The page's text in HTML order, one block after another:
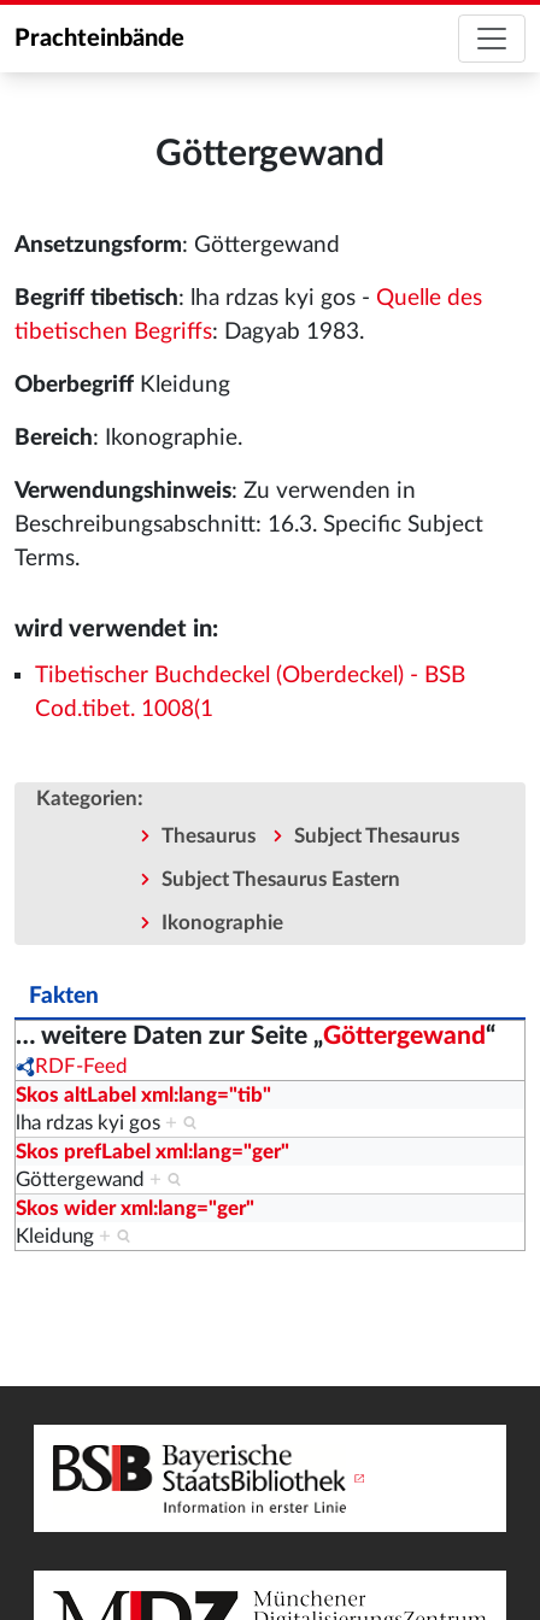
Prachteinbände
Göttergewand
Ansetzungsform: Göttergewand
Begriff tibetisch: lha rdzas kyi gos - Quelle des
tibetischen Begriffs: Dagyab 1983.
Oberbegriff Kleidung
Bereich: Ikonographie.
Verwendungshinweis: Zu verwenden in
Beschreibungsabschnitt: 16.3. Specific Subject
Terms.
wird verwendet in:
Tibetischer Buchdeckel (Oberdeckel) - BSB
Cod.tibet. 1008(1
Kategorien:
Thesaurus Subject Thesaurus
Subject Thesaurus Eastern
Ikonographie
Fakten
… weitere Daten zur Seite „Göttergewand“
RDF-Feed
Skos altLabel xml:lang="tib"
lha rdzas kyi gos +
Skos prefLabel xml:lang="ger"
Göttergewand +
Skos wider xml:lang="ger"
Kleidung +